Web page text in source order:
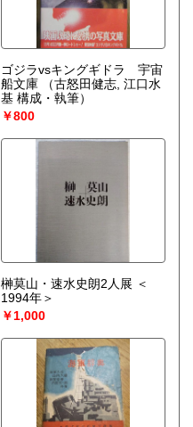
ゴジラvsキングギドラ 宇宙
船文庫
（古怒田健志, 江口水
基 構成・執筆）
￥800
榊莫山・速水史朗2人展 ＜
1994年＞
￥1,000